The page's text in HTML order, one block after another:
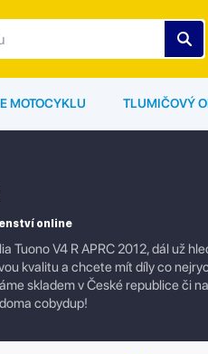
MOTOCYKLU TLUMIČOVÝ
online
Tuono V4 R APRC 2012, dál už
kvalitu a chcete mít díly co
skladem v České republice či
cobydup!